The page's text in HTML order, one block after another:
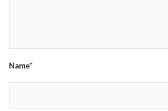
Name*